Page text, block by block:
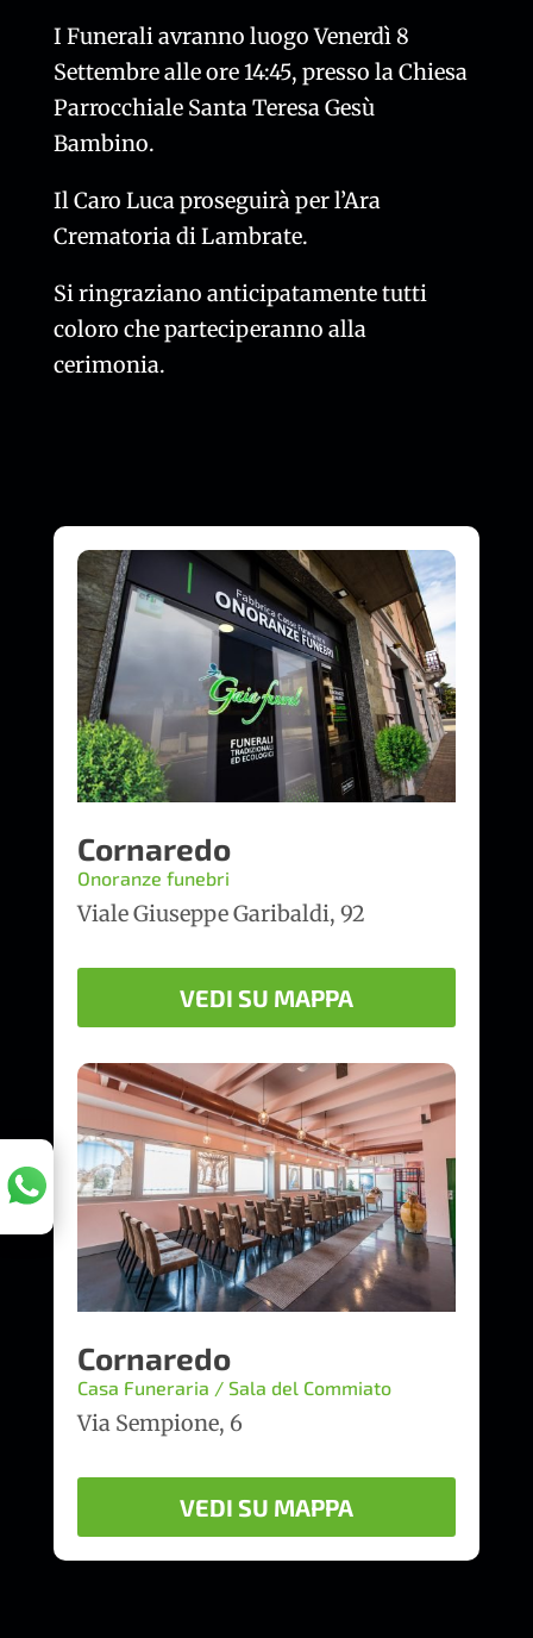
I Funerali avranno luogo Venerdì 8
Settembre alle ore 14:45, presso la Chiesa
Parrocchiale Santa Teresa Gesù
Bambino.
Il Caro Luca proseguirà per l’Ara
Crematoria di Lambrate.
Si ringraziano anticipatamente tutti
coloro che parteciperanno alla
cerimonia.
Cornaredo
Onoranze funebri
Viale Giuseppe Garibaldi, 92
VEDI SU MAPPA
Cornaredo
Casa Funeraria / Sala del Commiato
Via Sempione, 6
VEDI SU MAPPA